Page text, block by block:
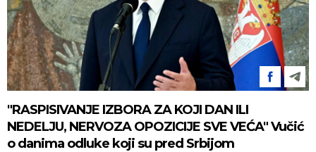
"RASPISIVANJE IZBORA ZA KOJI DAN ILI
NEDELJU, NERVOZA OPOZICIJE SVE VEĆA" Vučić
o danima odluke koji su pred Srbijom